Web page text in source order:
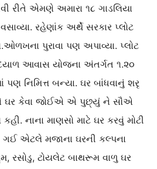
રીતે એમણે અમારા ૧૮ ગાડલિયા
રહેણાંક અર્થે સરકાર પ્લોટ
પુરાવા પણ અપાવ્યા. પ્લોટ
આવાસ યોજના અંતર્ગત ૧.૨૦
પણ નિમિત્ત બન્યા. ઘર બાંધવાનું શરૃ
ઘર કેવા જોઈએ એ પુછ્યું ને સૌએ
નાના માણસો માટે ઘર કરવું મોટી
ગઈ એટલે મજાના ઘરની કલ્પના
રસોડુ, ટોયલેટ બાથરૂમ વાળુ ઘર